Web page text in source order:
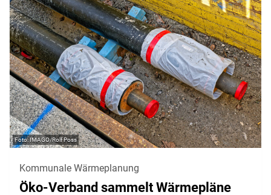
IMAGO/Rolf Poss
Kommunale Wärmeplanung
Öko-Verband sammelt Wärmepläne